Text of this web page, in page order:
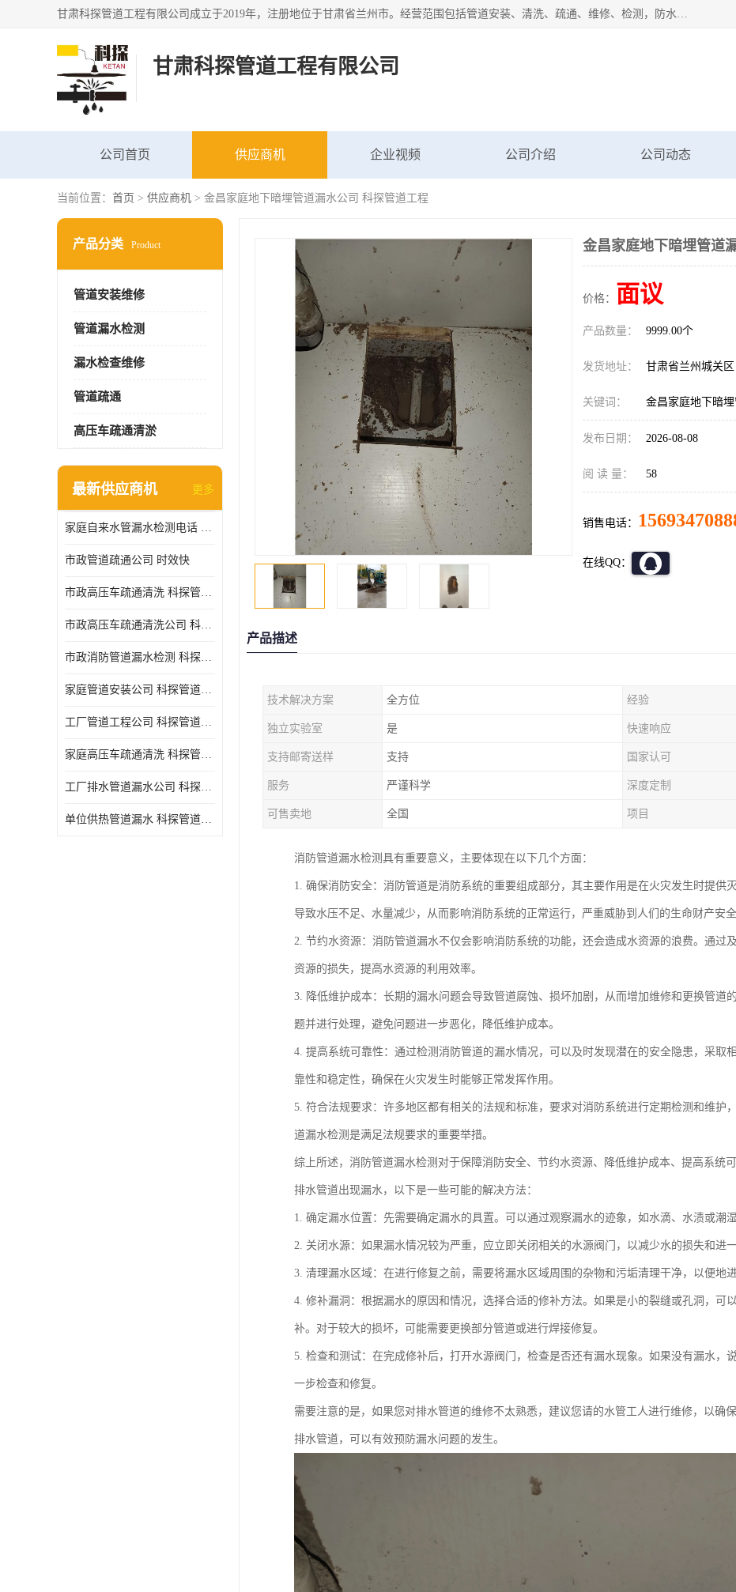
甘肃科探管道工程有限公司成立于2019年，注册地位于甘肃省兰州市。经营范围包括管道安装、清洗、疏通、维修、检测，防水工程，工程钻孔，化粪池清理，暖气安装，给排水管道安装维修，室内外管道如消防、供水、供热管道漏水检测定位，室内外防水堵漏等。
甘肃科探管道工程有限公司
公司首页 供应商机 企业视频 公司介绍 公司动态
当前位置： 首页 > 供应商机 > 金昌家庭地下暗埋管道漏水公司 科探管道工程
产品分类 Product
管道安装维修
管道漏水检测
漏水检查维修
管道疏通
高压车疏通清淤
最新供应商机 更多
家庭自来水管漏水检测电话 服务周到
市政管道疏通公司 时效快
市政高压车疏通清洗 科探管道工程 设备齐
市政高压车疏通清洗公司 科探管道工程 经验丰富
市政消防管道漏水检测 科探管道工程 快速上门
家庭管道安装公司 科探管道工程 团队服务
工厂管道工程公司 科探管道工程 时效快
家庭高压车疏通清洗 科探管道工程 服务周到
工厂排水管道漏水公司 科探管道工程 快速上门
单位供热管道漏水 科探管道工程 设备齐
金昌家庭地下暗埋管道
价格： 面议
产品数量： 9999.00个
发货地址： 甘肃省兰州城关区
关键词： 金昌家庭地下暗埋
发布日期： 2026-08-08
阅 读 量： 58
销售电话：
在线QQ：
产品描述
技术解决方案 全方位 经验
独立实验室 是 快速响应
支持邮寄送样 支持 国家认可
服务 严谨科学 深度定制
可售卖地 全国 项目
消防管道漏水检测具有重要意义，主要体现在以下几个方面：
1. 确保消防安全：消防管道是消防系统的重要组成部分，其主要作用是在火灾发生时提供
导致水压不足、水量减少，从而影响消防系统的正常运行，严重威胁到人们的生命财产安全
2. 节约水资源：消防管道漏水不仅会影响消防系统的功能，还会造成水资源的浪费。通过
资源的损失，提高水资源的利用效率。
3. 降低维护成本：长期的漏水问题会导致管道腐蚀、损坏加剧，从而增加维修和更换管道
题并进行处理，避免问题进一步恶化，降低维护成本。
4. 提高系统可靠性：通过检测消防管道的漏水情况，可以及时发现潜在的安全隐患，采取
靠性和稳定性，确保在火灾发生时能够正常发挥作用。
5. 符合法规要求：许多地区都有相关的法规和标准，要求对消防系统进行定期检测和维护
道漏水检测是满足法规要求的重要举措。
综上所述，消防管道漏水检测对于保障消防安全、节约水资源、降低维护成本、提高系统
排水管道出现漏水，以下是一些可能的解决方法：
1. 确定漏水位置：先需要确定漏水的具置。可以通过观察漏水的迹象，如水滴、水渍或潮
2. 关闭水源：如果漏水情况较为严重，应立即关闭相关的水源阀门，以减少水的损失和进一
3. 清理漏水区域：在进行修复之前，需要将漏水区域周围的杂物和污垢清理干净，以便地进
4. 修补漏洞：根据漏水的原因和情况，选择合适的修补方法。如果是小的裂缝或孔洞，可
补。对于较大的损坏，可能需要更换部分管道或进行焊接修复。
5. 检查和测试：在完成修补后，打开水源阀门，检查是否还有漏水现象。如果没有漏水，
一步检查和修复。
需要注意的是，如果您对排水管道的维修不太熟悉，建议您请的水管工人进行维修，以确
排水管道，可以有效预防漏水问题的发生。